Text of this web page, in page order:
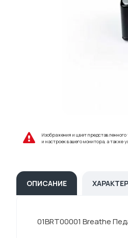
Изображения и цвет представленного
и настроек вашего монитора, а также
ОПИСАНИЕ
01BRT00001 Breathe